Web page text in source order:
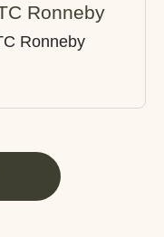
Ronneby
Ronneby